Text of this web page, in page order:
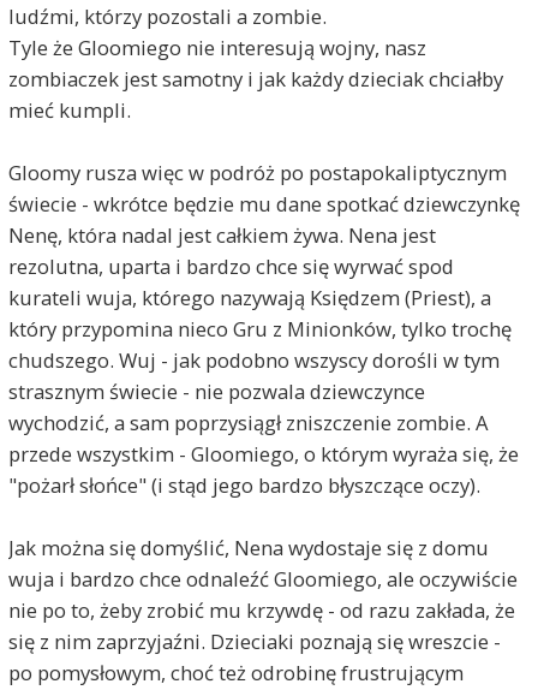
ludźmi, którzy pozostali a zombie.
Tyle że Gloomiego nie interesują wojny, nasz
zombiaczek jest samotny i jak każdy dzieciak chciałby
mieć kumpli.
Gloomy rusza więc w podróż po postapokaliptycznym
świecie - wkrótce będzie mu dane spotkać dziewczynkę
Nenę, która nadal jest całkiem żywa. Nena jest
rezolutna, uparta i bardzo chce się wyrwać spod
kurateli wuja, którego nazywają Księdzem (Priest), a
który przypomina nieco Gru z Minionków, tylko trochę
chudszego. Wuj - jak podobno wszyscy dorośli w tym
strasznym świecie - nie pozwala dziewczynce
wychodzić, a sam poprzysiągł zniszczenie zombie. A
przede wszystkim - Gloomiego, o którym wyraża się, że
"pożarł słońce" (i stąd jego bardzo błyszczące oczy).
Jak można się domyślić, Nena wydostaje się z domu
wuja i bardzo chce odnaleźć Gloomiego, ale oczywiście
nie po to, żeby zrobić mu krzywdę - od razu zakłada, że
się z nim zaprzyjaźni. Dzieciaki poznają się wreszcie -
po pomysłowym, choć też odrobinę frustrującym